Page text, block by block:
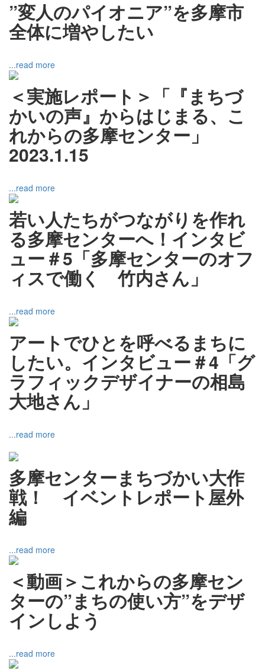
”変人のパイオニア”を多摩市
全体に増やしたい
...read more
＜実施レポート＞「『まちづ
かいの声』からはじまる、こ
れからの多摩センター」
2023.1.15
...read more
若い人たちがつながりを作れ
る多摩センターへ！インタビ
ュー＃5「多摩センターのオフ
ィスで働く 竹内さん」
...read more
アートでひとを呼べるまちに
したい。インタビュー＃4「グ
ラフィックデザイナーの相島
大地さん」
...read more
多摩センターまちづかい大作
戦！ イベントレポート屋外
編
...read more
＜動画＞これからの多摩セン
ターの”まちの使い方”をデザ
インしよう
...read more